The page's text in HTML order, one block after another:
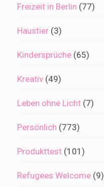
Freizeit in Berlin (77)
Haustier (3)
Kindersprüche (65)
Kreativ (49)
Leben ohne Licht (7)
Persönlich (773)
Produkttest (101)
Refugees Welcome (9)